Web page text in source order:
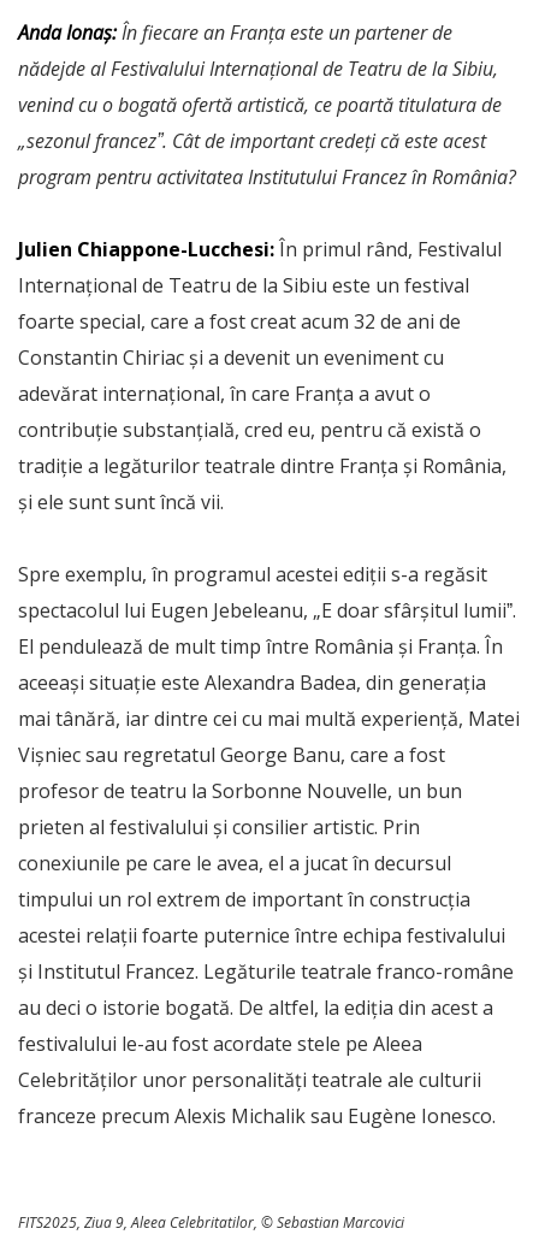
Anda Ionaș:În fiecare an Franța este un partener de
nădejde al Festivalului Internațional de Teatru de la Sibiu,
venind cu o bogată ofertă artistică, ce poartă titulatura de
„sezonul francezˮ. Cât de important credeți că este acest
program pentru activitatea Institutului Francez în România?
Julien Chiappone-Lucchesi:În primul rând, Festivalul
Internațional de Teatru de la Sibiu este un festival
foarte special, care a fost creat acum 32 de ani de
Constantin Chiriac și a devenit un eveniment cu
adevărat internațional, în care Franța a avut o
contribuție substanțială, cred eu, pentru că există o
tradiție a legăturilor teatrale dintre Franța și România,
și ele sunt sunt încă vii.
Spre exemplu, în programul acestei ediții s-a regăsit
spectacolul lui Eugen Jebeleanu, „E doar sfârșitul lumiiˮ.
El pendulează de mult timp între România și Franța. În
aceeași situație este Alexandra Badea, din generația
mai tânără, iar dintre cei cu mai multă experiență, Matei
Vișniec sau regretatul George Banu, care a fost
profesor de teatru la Sorbonne Nouvelle, un bun
prieten al festivalului și consilier artistic. Prin
conexiunile pe care le avea, el a jucat în decursul
timpului un rol extrem de important în construcția
acestei relații foarte puternice între echipa festivalului
și Institutul Francez. Legăturile teatrale franco-române
au deci o istorie bogată. De altfel, la ediția din acest a
festivalului le-au fost acordate stele pe Aleea
Celebrităților unor personalități teatrale ale culturii
franceze precum Alexis Michalik sau Eugène Ionesco.
FITS2025, Ziua 9, Aleea Celebritatilor, © Sebastian Marcovici